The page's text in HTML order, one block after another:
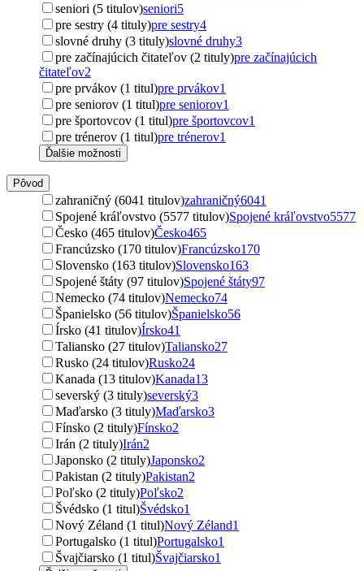
seniori (5 titulov)seniori5
pre sestry (4 tituly)pre sestry4
slovné druhy (3 tituly)slovné druhy3
pre začínajúcich čitateľov (2 tituly)pre začínajúcich
čitateľov2
pre prvákov (1 titul)pre prvákov1
pre seniorov (1 titul)pre seniorov1
pre športovcov (1 titul)pre športovcov1
pre trénerov (1 titul)pre trénerov1
Ďalšie možnosti
Pôvod
zahraničný (6041 titulov)zahraničný6041
Spojené kráľovstvo (5577 titulov)Spojené kráľovstvo5577
Česko (465 titulov)Česko465
Francúzsko (170 titulov)Francúzsko170
Slovensko (163 titulov)Slovensko163
Spojené štáty (97 titulov)Spojené štáty97
Nemecko (74 titulov)Nemecko74
Španielsko (56 titulov)Španielsko56
Írsko (41 titulov)Írsko41
Taliansko (27 titulov)Taliansko27
Rusko (24 titulov)Rusko24
Kanada (13 titulov)Kanada13
severský (3 tituly)severský3
Maďarsko (3 tituly)Maďarsko3
Fínsko (2 tituly)Fínsko2
Irán (2 tituly)Irán2
Japonsko (2 tituly)Japonsko2
Pakistan (2 tituly)Pakistan2
Poľsko (2 tituly)Poľsko2
Švédsko (1 titul)Švédsko1
Nový Zéland (1 titul)Nový Zéland1
Portugalsko (1 titul)Portugalsko1
Švajčiarsko (1 titul)Švajčiarsko1